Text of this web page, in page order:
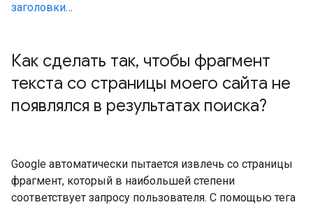
заголовки…
Как сделать так, чтобы фрагмент
текста со страницы моего сайта не
появлялся в результатах поиска?
Google автоматически пытается извлечь со страницы
фрагмент, который в наибольшей степени
соответствует запросу пользователя. С помощью тега